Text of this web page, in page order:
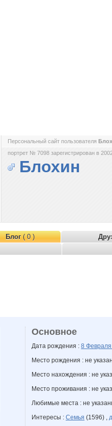
Персональный сайт пользователя
портрет № 7098 зарегистрирован в
Блохин
Блог( 0 )
Основное
Дата рождения : 8
Место рождения : не
Место нахождения : не
Место проживания : не
Любимые места : не
Интересы : Семья (1596) ,